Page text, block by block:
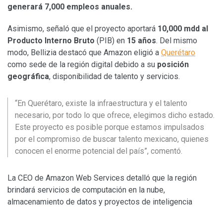
generará 7,000 empleos anuales.
Asimismo, señaló que el proyecto aportará 10,000 mdd al
Producto Interno Bruto (PIB) en 15 años. Del mismo
modo, Bellizia destacó que Amazon eligió a Querétaro
como sede de la región digital debido a su posición
geográfica, disponibilidad de talento y servicios.
“En Querétaro, existe la infraestructura y el talento
necesario, por todo lo que ofrece, elegimos dicho estado.
Este proyecto es posible porque estamos impulsados
por el compromiso de buscar talento mexicano, quienes
conocen el enorme potencial del país”, comentó.
La CEO de Amazon Web Services detalló que la región
brindará servicios de computación en la nube,
almacenamiento de datos y proyectos de inteligencia